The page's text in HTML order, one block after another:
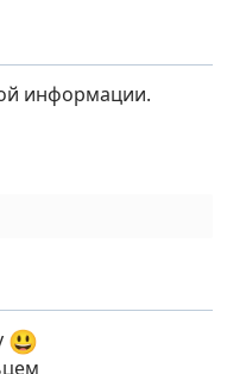
информации.
😃